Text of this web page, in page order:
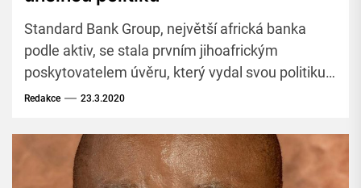
Standard Bank Group, největší africká banka
podle aktiv, se stala prvním jihoafrickým
poskytovatelem úvěru, který vydal svou politiku
financování těžby uhlí a energetických projektů.
Redakce 23.3.2020